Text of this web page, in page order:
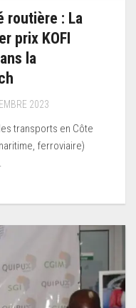
routière : La
prix KOFI
la
2023
transports en Côte
ferroviaire)